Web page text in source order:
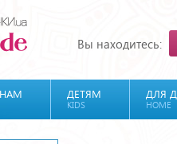
Вы находитесь:
ДЕТЯМ
KIDS
ДЛЯ
HOME